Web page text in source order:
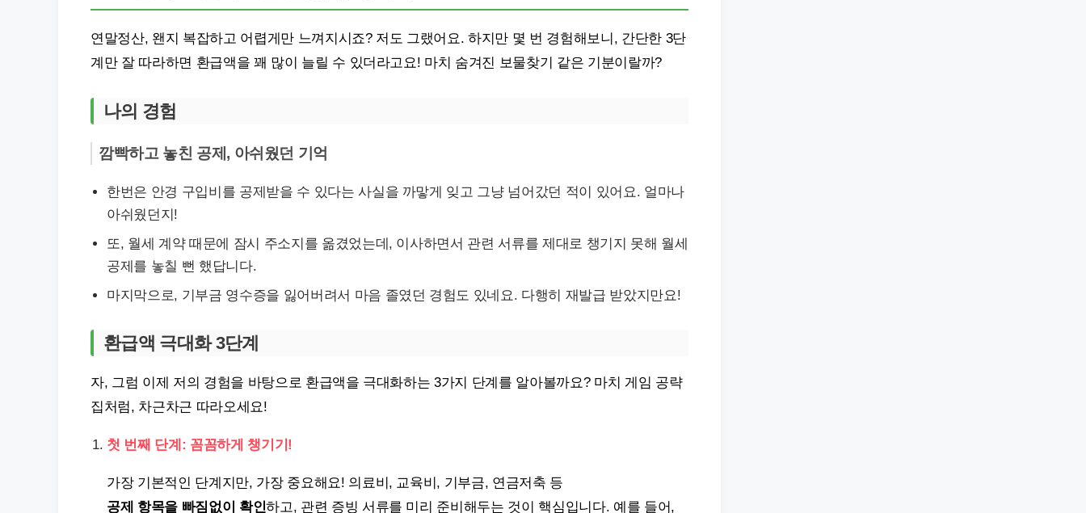
연말정산, 왠지 복잡하고 어렵게만 느껴지시죠? 저도 그랬어요. 하지만 몇 번 경험해보니, 간단한 3단
계만 잘 따라하면 환급액을 꽤 많이 늘릴 수 있더라고요! 마치 숨겨진 보물찾기 같은 기분이랄까?
나의 경험
깜빡하고 놓친 공제, 아쉬웠던 기억
한번은 안경 구입비를 공제받을 수 있다는 사실을 까맣게 잊고 그냥 넘어갔던 적이 있어요. 얼마나
아쉬웠던지!
또, 월세 계약 때문에 잠시 주소지를 옮겼었는데, 이사하면서 관련 서류를 제대로 챙기지 못해 월세
공제를 놓칠 뻔 했답니다.
마지막으로, 기부금 영수증을 잃어버려서 마음 졸였던 경험도 있네요. 다행히 재발급 받았지만요!
환급액 극대화 3단계
자, 그럼 이제 저의 경험을 바탕으로 환급액을 극대화하는 3가지 단계를 알아볼까요? 마치 게임 공략
집처럼, 차근차근 따라오세요!
첫 번째 단계: 꼼꼼하게 챙기기!
가장 기본적인 단계지만, 가장 중요해요! 의료비, 교육비, 기부금, 연금저축 등
공제 항목을 빠짐없이 확인하고, 관련 증빙 서류를 미리 준비해두는 것이 핵심입니다. 예를 들어,